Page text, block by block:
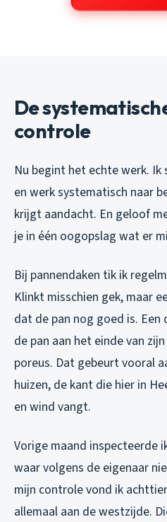
De
controle
Nu begint het echte werk.
en werk systematisch naar
krijgt aandacht. En geloof
je in één oogopslag wat er
Bij pannendaken tik ik
Klinkt misschien gek, maar
dat de pan nog goed is. Een
de pan aan het einde van
poreus. Dat gebeurt vooral
huizen, de kant die hier in
en wind vangt.
Vorige maand inspecteerde
waar volgens de eigenaar
mijn controle vond ik
allemaal aan de westzijde.